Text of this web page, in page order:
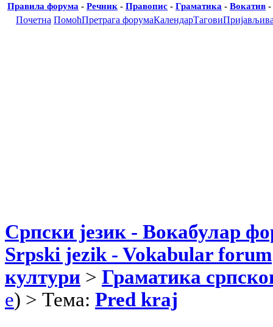
Правила форума - Речник - Правопис - Граматика - Вокатив -
Почетна ПомоћПретрага форумаКалендарТагови
Српски језик - Вокабулар
Srpski jezik - Vokabular forum
култури > Граматика
e) > Тема: Pred kraj